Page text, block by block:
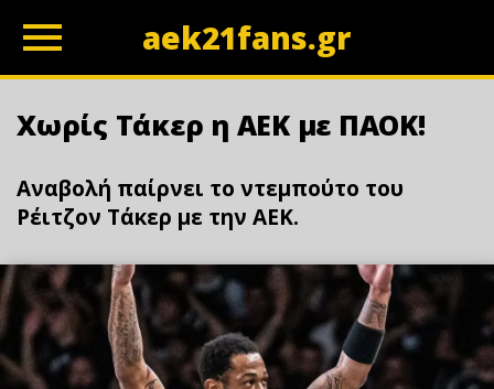
aek21fans.gr
Χωρίς Τάκερ η ΑΕΚ με ΠΑΟΚ!
Αναβολή παίρνει το ντεμπούτο του
Ρέιτζον Τάκερ με την ΑΕΚ.